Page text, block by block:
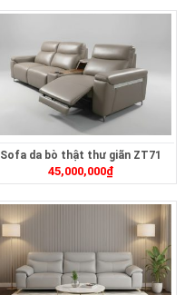
Sofa da bò thật thư giãn ZT71
45,000,000₫